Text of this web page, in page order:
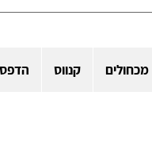
מכחולים קנווס הדפס